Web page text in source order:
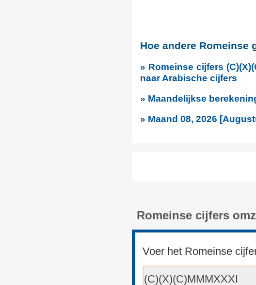
Hoe andere Romeinse
» Romeinse cijfers
naar Arabische cijfers
» Maandelijkse
» Maand 08, 2026
Romeinse cijfers
Voer het Romeinse